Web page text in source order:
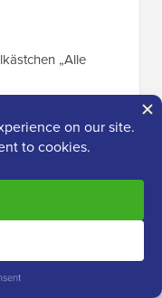
„Alle
Sie auf